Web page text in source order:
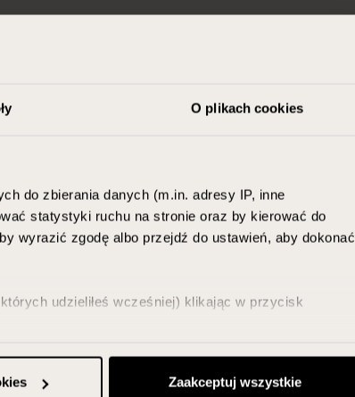
O plikach cookies
do zbierania danych (m.in. adresy IP, inne
statystyki ruchu na stronie oraz by kierować do
wyrazić zgodę albo przejdź do ustawień, aby dokonać
udzieliłeś wcześniej) klikając w przycisk
Zaakceptuj wszystkie